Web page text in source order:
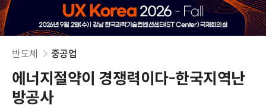
반도체 중공업
에너지절약이 경쟁력이다-한국지역난
방공사